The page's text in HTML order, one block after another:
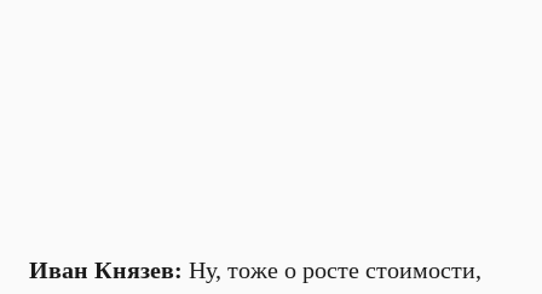
Иван Князев: Ну, тоже о росте стоимости,